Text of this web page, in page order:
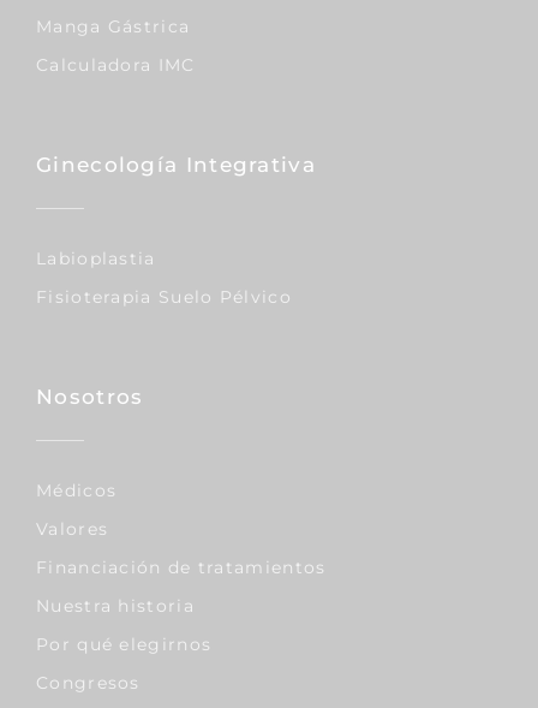
Manga Gástrica
Calculadora IMC
Ginecología Integrativa
Labioplastia
Fisioterapia Suelo Pélvico
Nosotros
Médicos
Valores
Financiación de tratamientos
Nuestra historia
Por qué elegirnos
Congresos